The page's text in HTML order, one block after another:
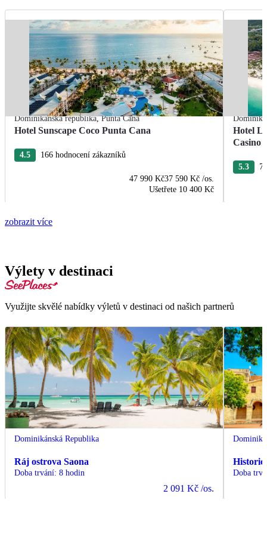
Dominikánská republika,Punta Cana
Hotel Sunscape Coco Punta Cana
4.5 166 hodnocení zákazníků
47 990 Kč37 590 Kč /os.
Ušetřete 10 400 Kč
Hotel
Casino
5.3
zobrazit více
Výlety v destinaci
Využijte skvělé nabídky výletů v destinaci od našich partnerů
Dominikánská Republika
Ráj ostrova Saona
Doba trvání: 8 hodin
2 091 Kč /os.
Doba